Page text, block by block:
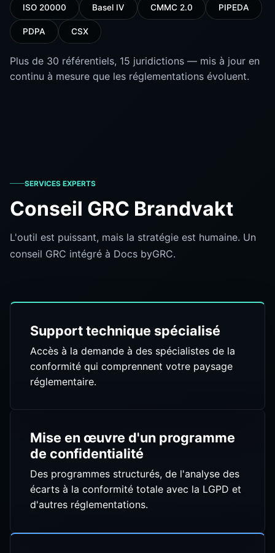
ISO 20000 Basel IV CMMC 2.0 PIPEDA
PDPA CSX
Plus de 30 référentiels, 15 juridictions — mis à jour en
continu à mesure que les réglementations évoluent.
SERVICES EXPERTS
Conseil GRC Brandvakt
L'outil est puissant, mais la stratégie est humaine. Un
conseil GRC intégré à Docs byGRC.
Support technique spécialisé
Accès à la demande à des spécialistes de la
conformité qui comprennent votre paysage
réglementaire.
Mise en œuvre d'un programme
de confidentialité
Des programmes structurés, de l'analyse des
écarts à la conformité totale avec la LGPD et
d'autres réglementations.